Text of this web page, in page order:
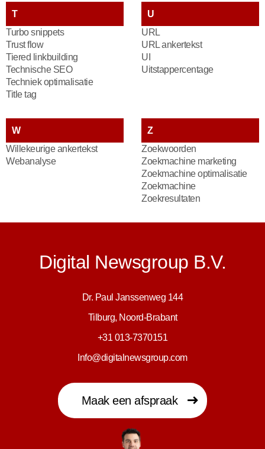
T
Turbo snippets
Trust flow
Tiered linkbuilding
Technische SEO
Techniek optimalisatie
Title tag
U
URL
URL ankertekst
UI
Uitstappercentage
W
Willekeurige ankertekst
Webanalyse
Z
Zoekwoorden
Zoekmachine marketing
Zoekmachine optimalisatie
Zoekmachine
Zoekresultaten
Digital Newsgroup B.V.
Dr. Paul Janssenweg 144
Tilburg, Noord-Brabant
+31 013-7370151
Info@digitalnewsgroup.com
Maak een afspraak